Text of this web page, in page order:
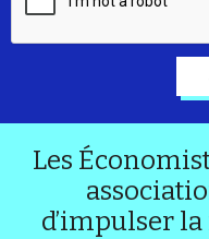
Les
d’impulser